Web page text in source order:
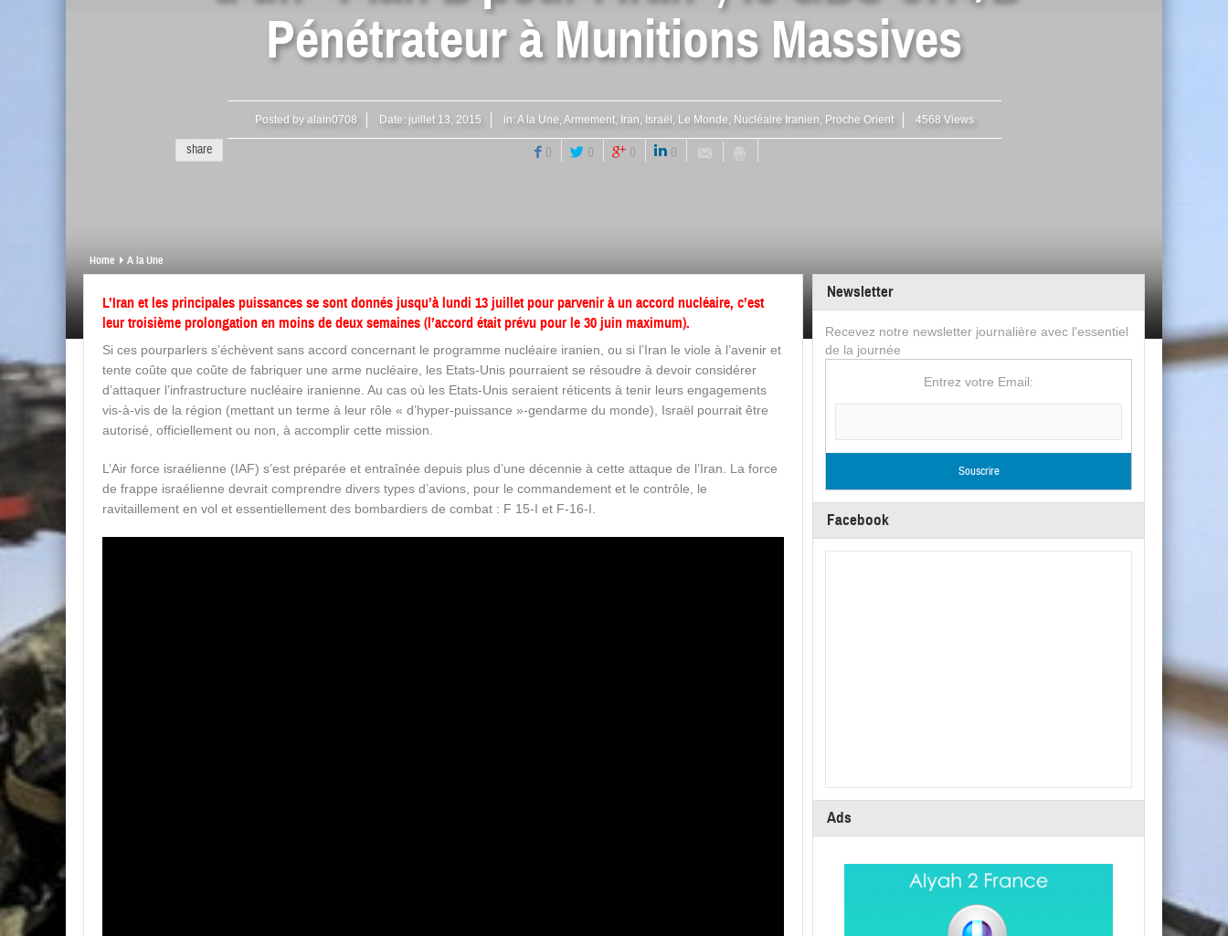
Pénétrateur à Munitions Massives
Posted by alain0708 Date: juillet 13, 2015 in: A la Une, Armement, Iran, Israël , Le Monde, Nucléaire Iranien, Proche Orient 4568 Views
share 0 0 0 0
Home A la Une
L’Iran et les principales puissances se sont donnés jusqu’à lundi 13 juillet pour parvenir à un accord nucléaire, c’est
leur troisième prolongation en moins de deux semaines (l’accord était prévu pour le 30 juin maximum).
Si ces pourparlers s’échèvent sans accord concernant le programme nucléaire iranien, ou si l’Iran le viole à l’avenir et
tente coûte que coûte de fabriquer une arme nucléaire, les Etats-Unis pourraient se résoudre à devoir considérer
d’attaquer l’infrastructure nucléaire iranienne. Au cas où les Etats-Unis seraient réticents à tenir leurs engagements
vis-à-vis de la région (mettant un terme à leur rôle « d’hyper-puissance »-gendarme du monde), Israël pourrait être
autorisé, officiellement ou non, à accomplir cette mission.
L’Air force israélienne (IAF) s’est préparée et entraînée depuis plus d’une décennie à cette attaque de l’Iran. La force
de frappe israélienne devrait comprendre divers types d’avions, pour le commandement et le contrôle, le
ravitaillement en vol et essentiellement des bombardiers de combat : F 15-I et F-16-I.
Newsletter
Recevez notre newsletter journalière avec l'essentiel
de la journée
Entrez votre Email:
Facebook
Ads